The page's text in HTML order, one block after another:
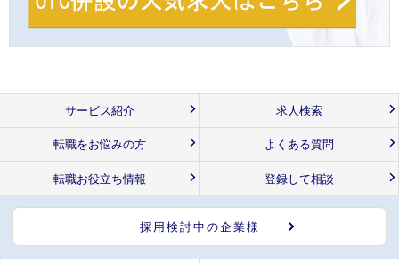
サービス紹介 求人検索
転職をお悩みの方 よくある質問
転職お役立ち情報 登録して相談
採用検討中の企業様